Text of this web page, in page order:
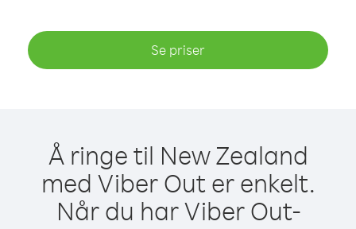
Se priser
Å ringe til New Zealand
med Viber Out er enkelt.
Når du har Viber Out-